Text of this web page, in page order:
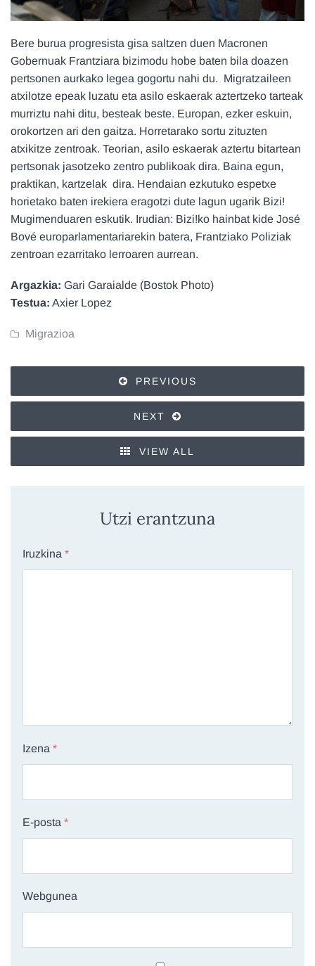
Bere burua progresista gisa saltzen duen Macronen
Gobernuak Frantziara bizimodu hobe baten bila doazen
pertsonen aurkako legea gogortu nahi du. Migratzaileen
atxilotze epeak luzatu eta asilo eskaerak aztertzeko tarteak
murriztu nahi ditu, besteak beste. Europan, ezker eskuin,
orokortzen ari den gaitza. Horretarako sortu zituzten
atxikitze zentroak. Teorian, asilo eskaerak aztertu bitartean
pertsonak jasotzeko zentro publikoak dira. Baina egun,
praktikan, kartzelak dira. Hendaian ezkutuko espetxe
horietako baten irekiera eragotzi dute lagun ugarik Bizi!
Mugimenduaren eskutik. Irudian: Bizi!ko hainbat kide José
Bové europarlamentariarekin batera, Frantziako Poliziak
zentroan ezarritako lerroaren aurrean.
Argazkia: Gari Garaialde (Bostok Photo)
Testua: Axier Lopez
Migrazioa
PREVIOUS
NEXT
VIEW ALL
Utzi erantzuna
Iruzkina *
Izena *
E-posta *
Webgunea